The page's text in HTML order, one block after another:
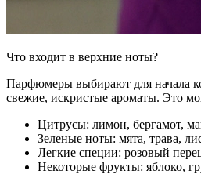
Что входит в верхние ноты?
Парфюмеры выбирают для начала
свежие, искристые ароматы. Это
Цитрусы: лимон, бергамот,
Зеленые ноты: мята, трава,
Легкие специи: розовый
Некоторые фрукты: яблоко,